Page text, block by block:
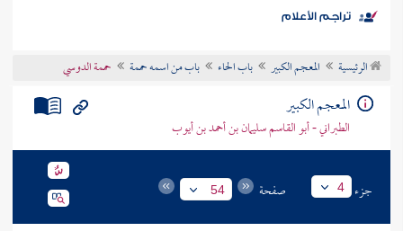
موضوعي
تراجم الأعلام
الرئيسية المعجم الكبير باب الحاء باب من اسمه حممة حممة الدوسي
المعجم الكبير
الطبراني - أبو القاسم سليمان بن أحمد بن أيوب
جزء 4 صفحة 54